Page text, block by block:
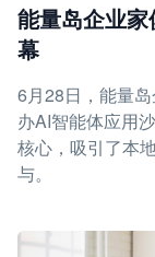
能量岛企业
幕
6月28日，能量
办AI智能体应用
核心，吸引了本
与。